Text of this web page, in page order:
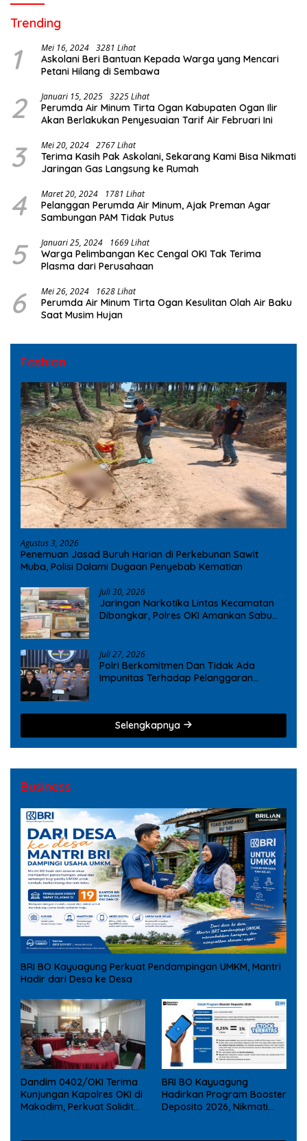
Trending
1 Mei 16, 2024 3281 Lihat
Askolani Beri Bantuan Kepada Warga yang Mencari
Petani Hilang di Sembawa
2 Januari 15, 2025 3225 Lihat
Perumda Air Minum Tirta Ogan Kabupaten Ogan Ilir
Akan Berlakukan Penyesuaian Tarif Air Februari Ini
3 Mei 20, 2024 2767 Lihat
Terima Kasih Pak Askolani, Sekarang Kami Bisa Nikmati
Jaringan Gas Langsung ke Rumah
4 Maret 20, 2024 1781 Lihat
Pelanggan Perumda Air Minum, Ajak Preman Agar
Sambungan PAM Tidak Putus
5 Januari 25, 2024 1669 Lihat
Warga Pelimbangan Kec Cengal OKI Tak Terima
Plasma dari Perusahaan
6 Mei 26, 2024 1628 Lihat
Perumda Air Minum Tirta Ogan Kesulitan Olah Air Baku
Saat Musim Hujan
Fashion
Agustus 3, 2026
Penemuan Jasad Buruh Harian di Perkebunan Sawit
Muba, Polisi Dalami Dugaan Penyebab Kematian
Juli 30, 2026
Jaringan Narkotika Lintas Kecamatan
Dibongkar, Polres OKI Amankan Sabu
Juli 27, 2026
Polri Berkomitmen Dan Tidak Ada
Impunitas Terhadap Pelanggaran
Selengkapnya
Business
BRI BO Kayuagung Perkuat Pendampingan UMKM, Mantri
Hadir dari Desa ke Desa
Dandim 0402/OKI Terima
Kunjungan Kapolres OKI di
Makodim, Perkuat Soliditas
BRI BO Kayuagung
Hadirkan Program Booster
Deposito 2026, Nikmati